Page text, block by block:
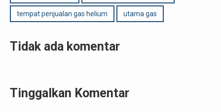
tempat penjualan gas helium utama gas
Tidak ada komentar
Tinggalkan Komentar